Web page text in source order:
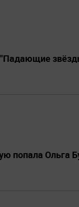
попала Ольга